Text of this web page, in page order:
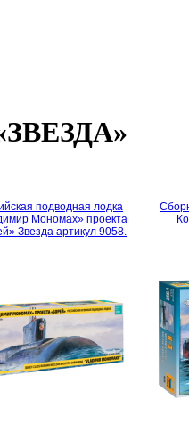
подводная лодка
Мономах» проекта
Звезда артикул 9058.